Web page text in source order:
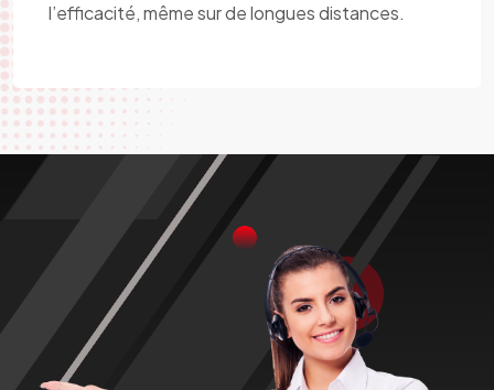
l’efficacité, même sur de longues distances.